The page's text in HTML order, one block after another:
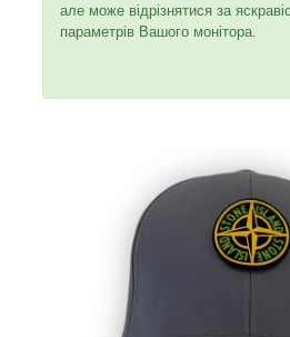
але може відрізнятися за
параметрів Вашого монітора.